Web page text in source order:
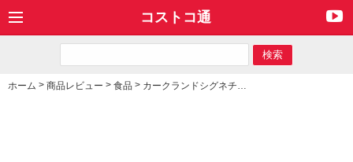
コストコ通
ホーム > 商品レビュー > 食品 > カークランドシグネチャー 生アーモンド（調理用）